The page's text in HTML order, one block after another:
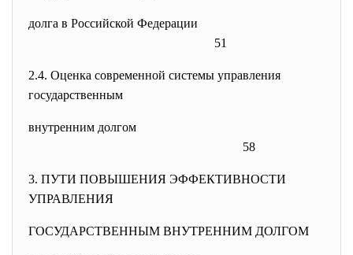
долга в Российской Федерации
51
2.4. Оценка современной системы управления
государственным
внутренним долгом
58
3. ПУТИ ПОВЫШЕНИЯ ЭФФЕКТИВНОСТИ
УПРАВЛЕНИЯ
ГОСУДАРСТВЕННЫМ ВНУТРЕННИМ ДОЛГОМ